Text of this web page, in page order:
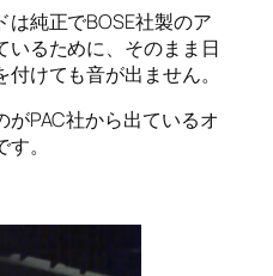
純正でBOSE社製のア
いるために、そのまま日
けても音が出ません。
がPAC社から出ているオ
。